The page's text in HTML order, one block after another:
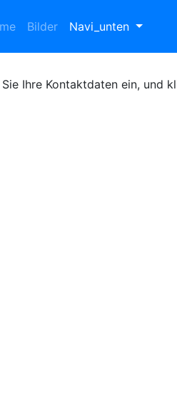
Bilder Navi_unten
Ihre Kontaktdaten ein, und